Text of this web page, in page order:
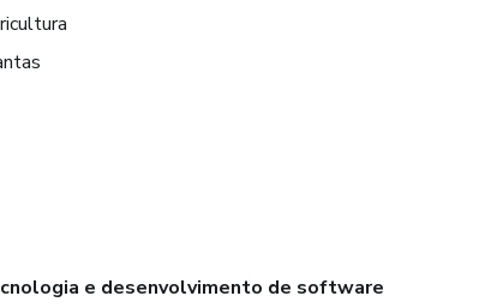
e desenvolvimento de software